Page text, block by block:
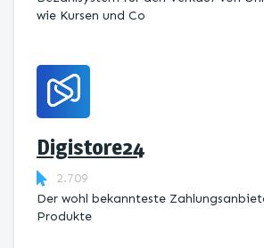
wie Kursen und Co
Digistore24
2.709
Der wohl bekannteste
Produkte